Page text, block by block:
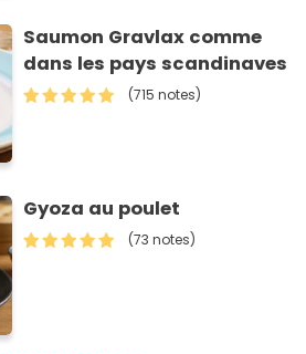
Saumon Gravlax comme
dans les pays scandinaves
(715 notes)
Gyoza au poulet
(73 notes)